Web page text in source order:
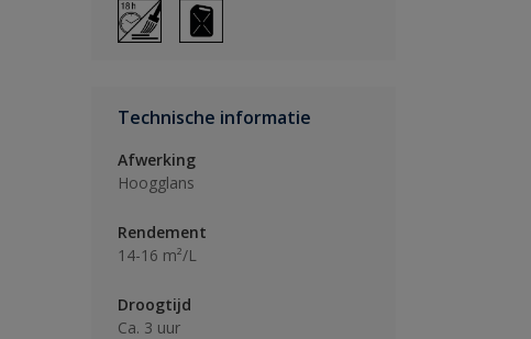
Technische informatie
Afwerking
Hoogglans
Rendement
14-16 m²/L
Droogtijd
Ca. 3 uur